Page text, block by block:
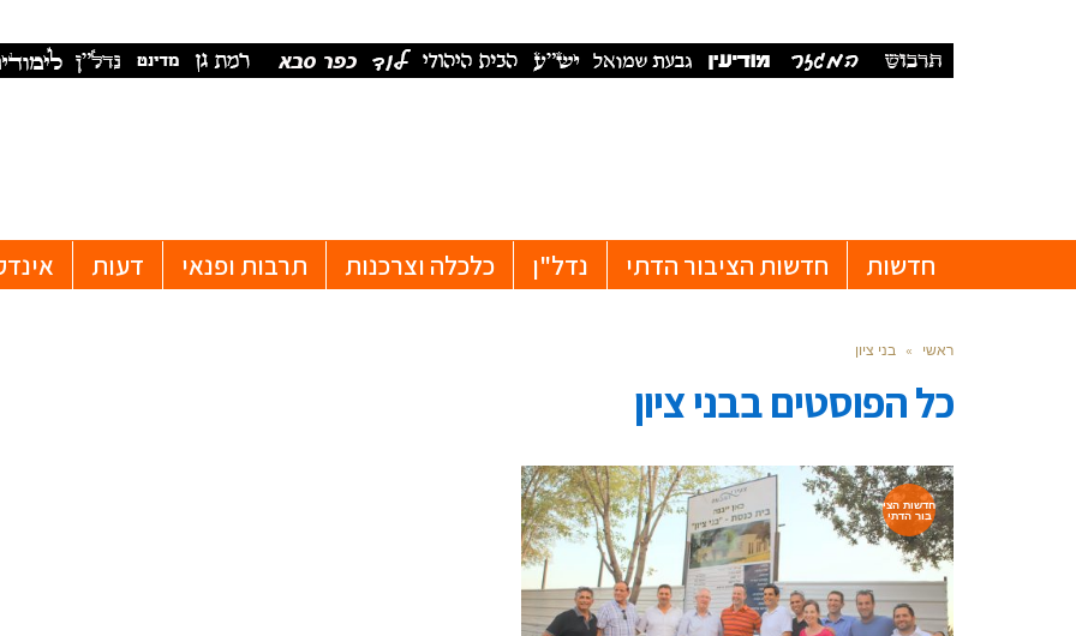
חדשות חדשות הציבור הדתי נדל"ן כלכלה וצרכנות תרבות ופנאי דעות
ראשי » בני ציון
כל הפוסטים בבני ציון
חדשות הצי
בור הדתי